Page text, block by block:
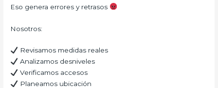
Eso genera errores y retrasos
Nosotros:
Revisamos medidas reales
Analizamos desniveles
Verificamos accesos
Planeamos ubicación